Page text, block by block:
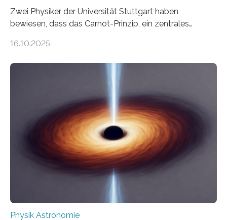
Zwei Physiker der Universität Stuttgart haben
bewiesen, dass das Carnot-Prinzip, ein zentrales
Größenordnung von Atomen gilt, deren physikalische
Quantenmotoren voranbringen. Das
Wissenschaftsjournal Science Advances veröffentlichte
die Herleitung. (DOI: 10.1126/sciadv.adw8462)
Verbrennungsmotoren oder Dampfturbinen sind
Wärmekraftmaschinen: Sie wandeln thermische
Energie in mechanische Bewegung um – oder anders
ausgedrückt, Wärme in Bewegung. In
quantenmechanischen Experimenten ist es in den…
16.10.2025
Physik Astronomie